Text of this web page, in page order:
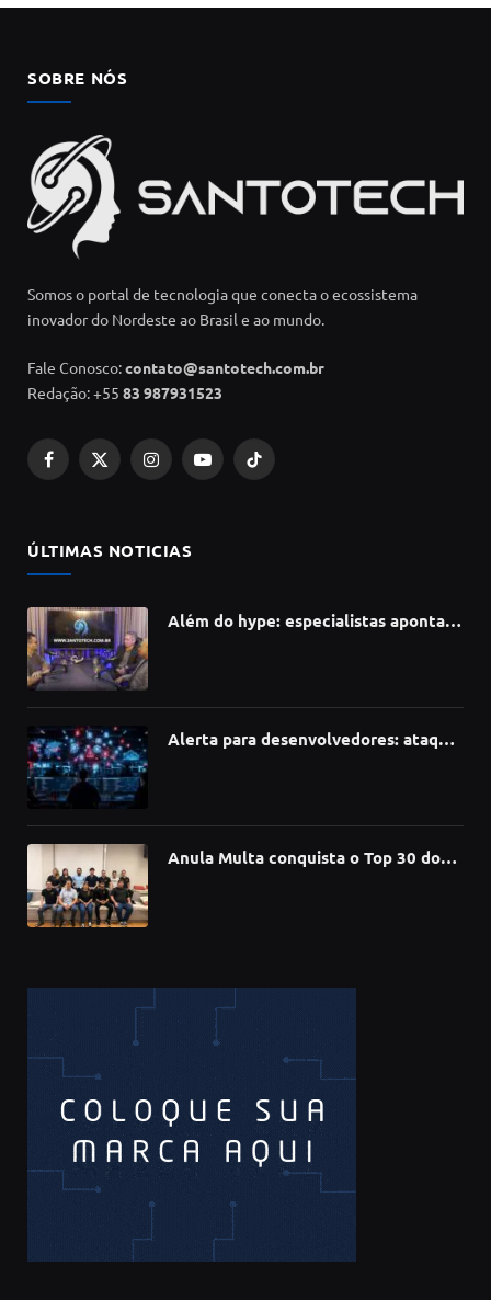
SOBRE NÓS
Somos o portal de tecnologia que conecta o ecossistema
inovador do Nordeste ao Brasil e ao mundo.
Fale Conosco:contato@santotech.com.br
Redação: +55 83 987931523
Facebook
X
InstagramYouTubeTikTok
ÚLTIMAS NOTICIAS
Além do hype: especialistas apontam
Alerta para desenvolvedores: ataque
Anula Multa conquista o Top 30 do